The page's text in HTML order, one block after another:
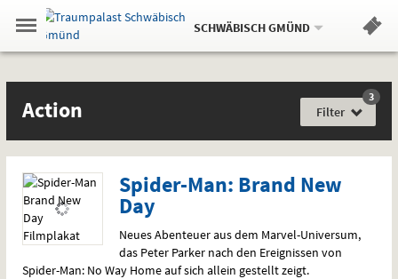
Springe
zum
,zum
.
Navigation
Menü
Gehe
zur
Standortauswahl
Standort:
SCHWÄBISCH GMÜND.
Weitere
Hinweis
Action
Gefühlslage
Action Filter
3
Spider-Man: Brand New
Day
Neues Abenteuer aus dem Marvel-Universum,
das Peter Parker nach den Ereignissen von
Spider-Man: No Way Home auf sich allein gestellt zeigt.